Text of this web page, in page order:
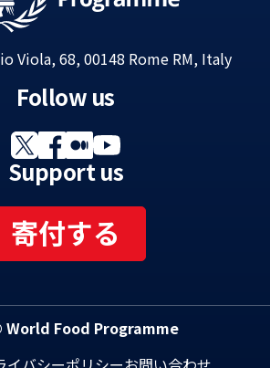
Viola, 68, 00148 Rome RM, Italy
Follow us
Support us
寄付する
World Food Programme